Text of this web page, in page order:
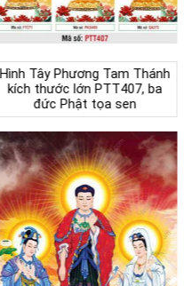
Hình Tây Phương Tam Thánh
kích thước lớn PTT407, ba
đức Phật tọa sen